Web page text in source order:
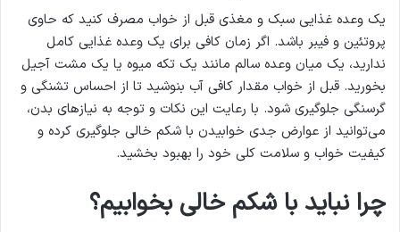
یک وعده غذایی سبک و مغذی قبل از خواب مصرف کنید که حاوی
پروتئین و فیبر باشد. اگر زمان کافی برای یک وعده غذایی کامل
ندارید، یک میان وعده سالم مانند یک تکه میوه یا یک مشت آجیل
بخورید. قبل از خواب مقدار کافی آب بنوشید تا از احساس تشنگی و
گرسنگی جلوگیری شود. با رعایت این نکات و توجه به نیازهای بدن،
می‌توانید از عوارض جدی خوابیدن با شکم خالی جلوگیری کرده و
کیفیت خواب و سلامت کلی خود را بهبود بخشید.
چرا نباید با شکم خالی بخوابیم؟